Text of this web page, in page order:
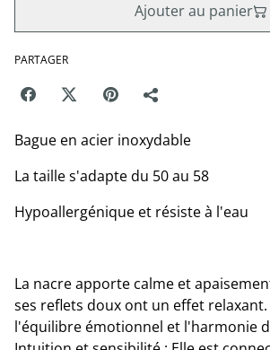
Ajouter au panier
PARTAGER
Bague en acier inoxydable
La taille s'adapte du 50 au 58
Hypoallergénique et résiste à l'eau
La nacre apporte calme et
ses reflets doux ont un effet relaxant.
l'équilibre émotionnel et l'harmonie